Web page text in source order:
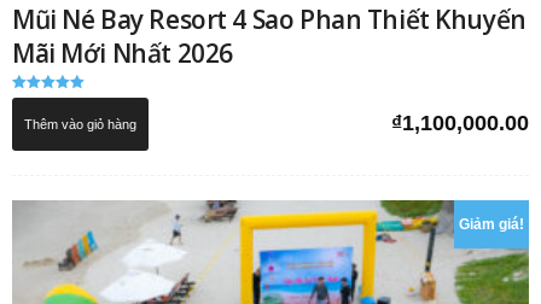
Mũi Né Bay Resort 4 Sao Phan Thiết Khuyến
Mãi Mới Nhất 2026
Được xếp
5.00
₫1,100,000.00
Thêm vào giỏ hàng
Giảm giá!